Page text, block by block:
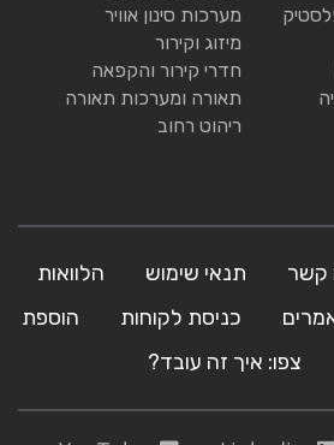
מערכות סינון אוויר
מיזוג וקירור
חדרי קירור והקפאה
תאורה ומערכות תאורה
ריהוט רחוב
קשר תנאי שימוש
הלוואות
כניסת לקוחות
הוספת
צפו: איך זה עובד?